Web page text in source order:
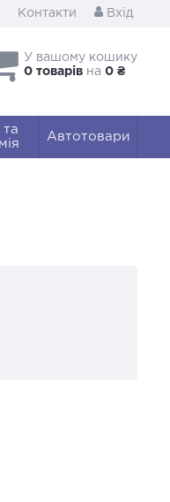
Контакти Вхід
У вашому кошику
0 товарів на 0 ₴
Автотовари